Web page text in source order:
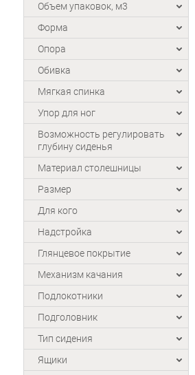
Объем упаковок, м3
Форма
Опора
Обивка
Мягкая спинка
Упор для ног
Возможность регулировать
глубину сиденья
Материал столешницы
Размер
Для кого
Надстройка
Глянцевое покрытие
Механизм качания
Подлокотники
Подголовник
Тип сидения
Ящики